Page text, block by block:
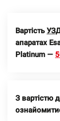
Вартість
апаратах
Platinum —
З вартістю